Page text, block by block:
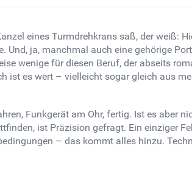
eines Turmdrehkrans saß, der weiß:
Und, ja, manchmal auch eine gehörige
wenige für diesen Beruf, der abseits
ist es wert – vielleicht sogar gleich aus
Funkgerät am Ohr, fertig. Ist es aber
ist Präzision gefragt. Ein einziger
– das kommt alles hinzu.